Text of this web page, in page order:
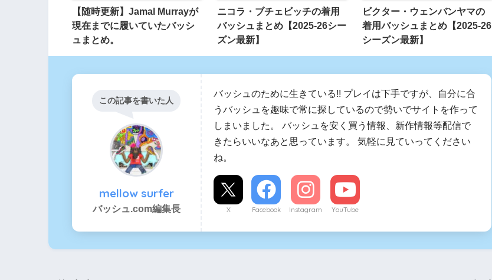
【随時更新】Jamal Murrayが
現在までに履いていたバッシ
ュまとめ。
ニコラ・ブチェビッチの着用
バッシュまとめ【2025-26シー
ズン最新】
ビクター・ウェンバンヤマの
着用バッシュまとめ【2025-26
シーズン最新】
この記事を書いた人
mellow surfer
バッシュ.com編集長
バッシュのために生きている!! プレイは下手ですが、自分に合
うバッシュを趣味で常に探しているので勢いでサイトを作って
しまいました。 バッシュを安く買う情報、新作情報等配信で
きたらいいなあと思っています。 気軽に見ていってください
ね。
X Facebook Instagram YouTube